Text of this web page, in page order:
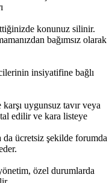
konunuz silinir.
bağımsız olarak
insiyatifine bağlı
uygunsuz tavır veya
edilir ve kara listeye
da ücretsiz şekilde forumda
özel durumlarda